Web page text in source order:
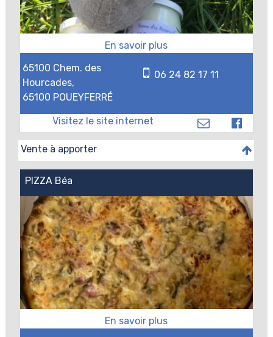
65100 Chem. des
Hourcades,
65100 POUEYFERRÉ
06 24 82 17 11
Vente à apporter
PIZZA Béa